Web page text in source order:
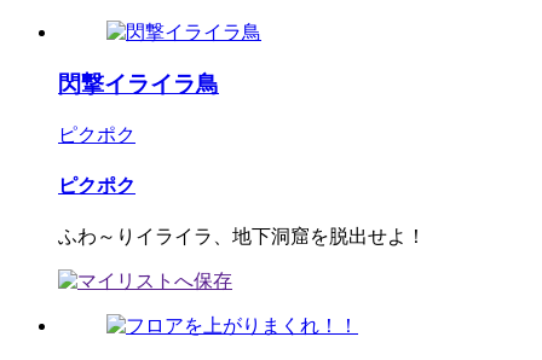
閃撃イライラ鳥
ピクポク
ピクポク
ふわ～りイライラ、地下洞窟を脱出せよ！